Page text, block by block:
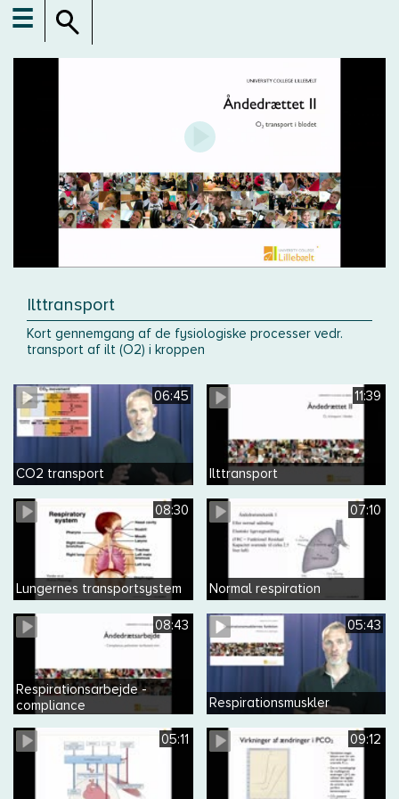
☰
Ilttransport
Kort gennemgang af de fysiologiske processer vedr.
transport af ilt (O2) i kroppen
06:45
CO2 transport
11:39
Ilttransport
08:30
Lungernes transportsystem
07:10
Normal respiration
08:43
Respirationsarbejde -
compliance
05:43
Respirationsmuskler
05:11 09:12